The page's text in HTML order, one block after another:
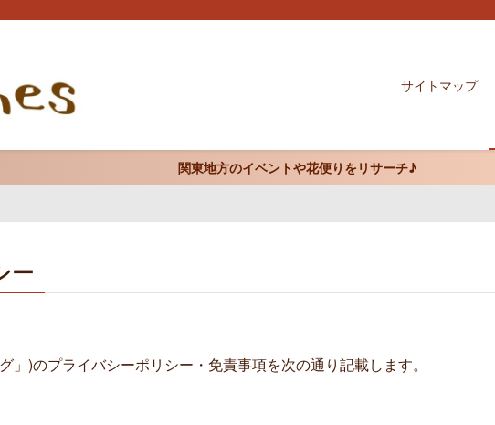
サイトマップ
関東地方のイベントや花便りをリサーチ♪
ー
」)のプライバシーポリシー・免責事項を次の通り記載します。